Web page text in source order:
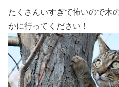
たくさんいすぎて怖いので
かに行ってください！